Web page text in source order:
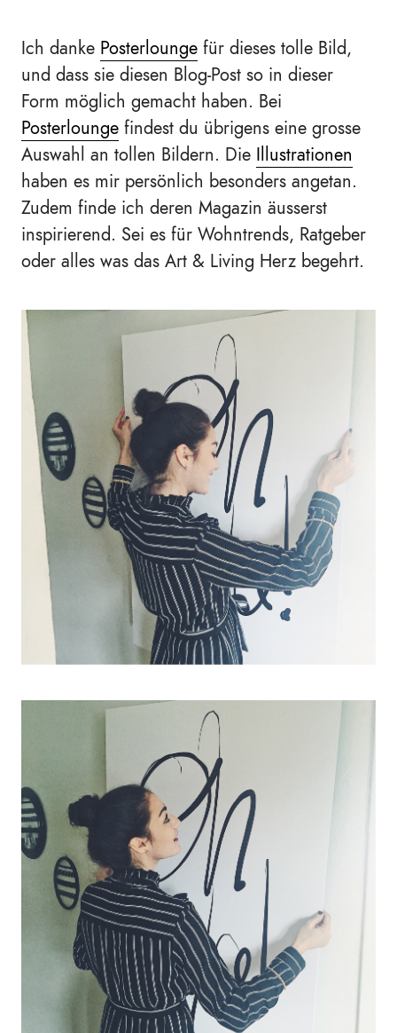
Ich danke Posterlounge für dieses tolle Bild,
und dass sie diesen Blog-Post so in dieser
Form möglich gemacht haben. Bei
Posterlounge findest du übrigens eine grosse
Auswahl an tollen Bildern. Die Illustrationen
haben es mir persönlich besonders angetan.
Zudem finde ich deren Magazin äusserst
inspirierend. Sei es für Wohntrends, Ratgeber
oder alles was das Art & Living Herz begehrt.